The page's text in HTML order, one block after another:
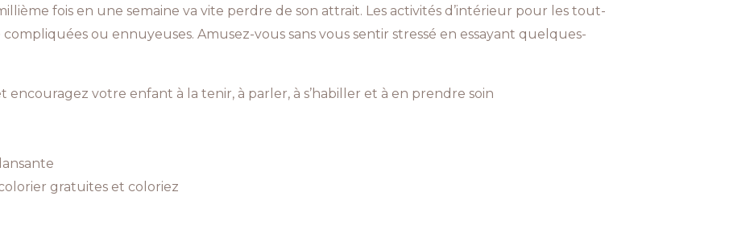
fois en une semaine va vite perdre de son attrait. Les activités d’intérieur pour les tout-
compliquées ou ennuyeuses. Amusez-vous sans vous sentir stressé en essayant quelques-
votre enfant à la tenir, à parler, à s’habiller et à en prendre soin
gratuites et coloriez